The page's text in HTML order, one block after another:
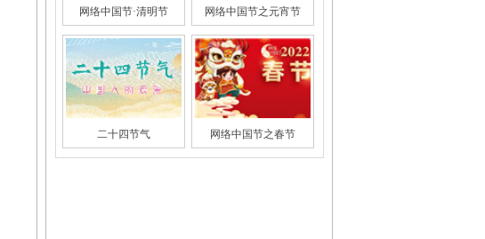
网络中国节·清明节 网络中国节之元宵节
二十四节气 网络中国节之春节